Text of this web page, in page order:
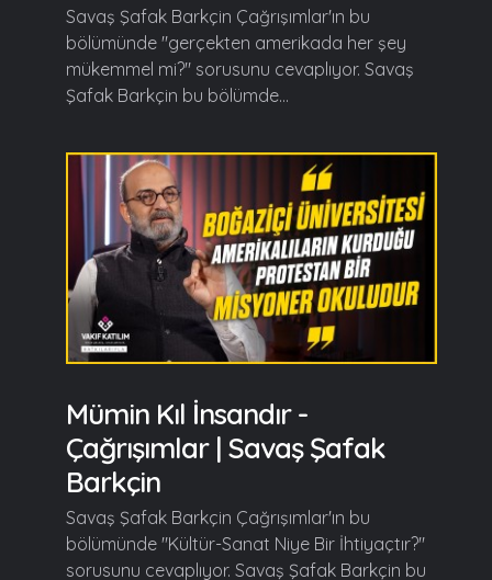
Savaş Şafak Barkçin Çağrışımlar'ın bu
bölümünde "gerçekten amerikada her şey
mükemmel mi?" sorusunu cevaplıyor. Savaş
Şafak Barkçin bu bölümde...
Mümin Kıl İnsandır -
Çağrışımlar | Savaş Şafak
Barkçin
Savaş Şafak Barkçin Çağrışımlar'ın bu
bölümünde "Kültür-Sanat Niye Bir İhtiyaçtır?"
sorusunu cevaplıyor. Savaş Şafak Barkçin bu